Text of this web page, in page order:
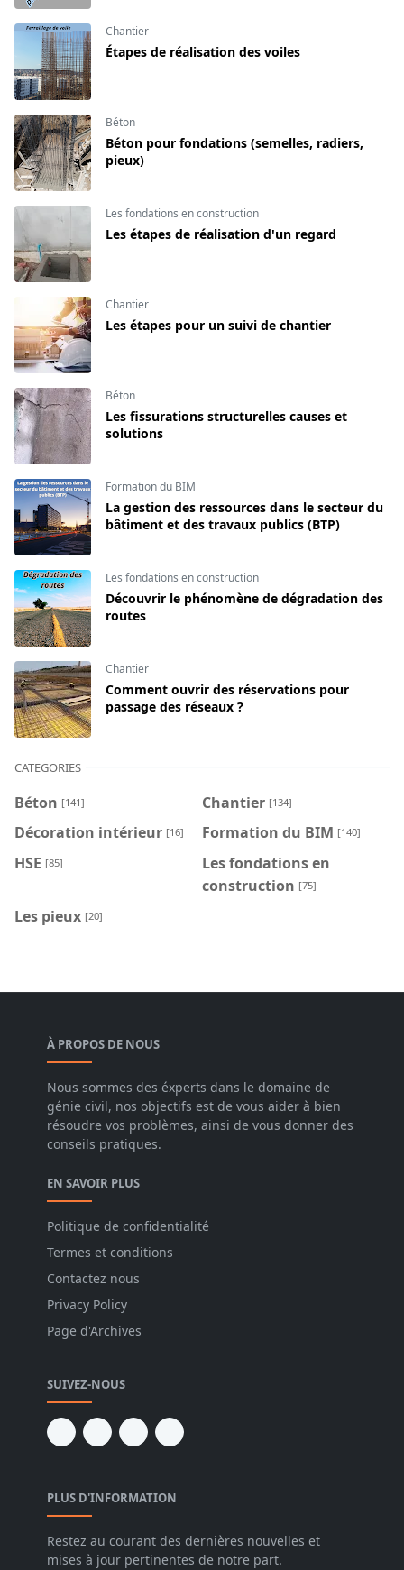
Chantier
Étapes de réalisation des voiles
Béton
Béton pour fondations (semelles, radiers,
pieux)
Les fondations en construction
Les étapes de réalisation d'un regard
Chantier
Les étapes pour un suivi de chantier
Béton
Les fissurations structurelles causes et
solutions
Formation du BIM
La gestion des ressources dans le secteur du
bâtiment et des travaux publics (BTP)
Les fondations en construction
Découvrir le phénomène de dégradation des
routes
Chantier
Comment ouvrir des réservations pour
passage des réseaux ?
CATEGORIES
Béton [141] Chantier [134]
Décoration intérieur [16] Formation du BIM [140]
HSE [85]
Les fondations en
construction [75]
Les pieux [20]
À PROPOS DE NOUS
Nous sommes des éxperts dans le domaine de
génie civil, nos objectifs est de vous aider à bien
résoudre vos problèmes, ainsi de vous donner des
conseils pratiques.
EN SAVOIR PLUS
Politique de confidentialité
Termes et conditions
Contactez nous
Privacy Policy
Page d'Archives
SUIVEZ-NOUS
PLUS D'INFORMATION
Restez au courant des dernières nouvelles et
mises à jour pertinentes de notre part.